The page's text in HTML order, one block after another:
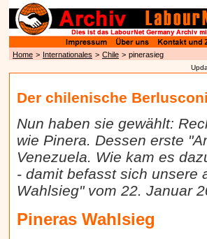
Home > Internationales > Chile > pinerasieg
Der chilenische
Nun haben sie gewählt:
wie Pinera. Dessen erste
Venezuela. Wie kam es
- damit befasst sich unsere
Wahlsieg" vom 22. Januar
Pineras Wahlsieg